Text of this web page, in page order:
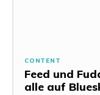
CONTENT
Feed und
alle auf